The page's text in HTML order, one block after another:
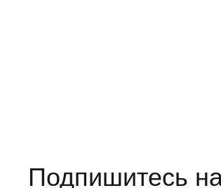
Подпишитесь